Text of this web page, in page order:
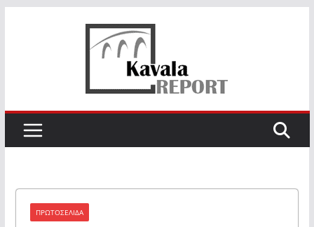
ΠΡΩΤΟΣΕΛΙΔΑ